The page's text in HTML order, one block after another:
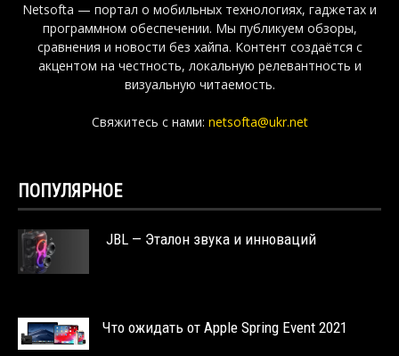
Netsofta — портал о мобильных технологиях, гаджетах и
программном обеспечении. Мы публикуем обзоры,
сравнения и новости без хайпа. Контент создаётся с
акцентом на честность, локальную релевантность и
визуальную читаемость.
Свяжитесь с нами: netsofta@ukr.net
ПОПУЛЯРНОЕ
JBL — Эталон звука и инноваций
Что ожидать от Apple Spring Event 2021